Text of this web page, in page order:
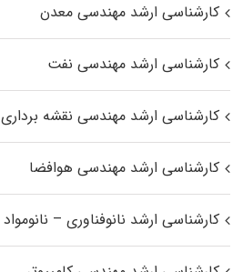
کارشناسی ارشد مهندسی معدن
کارشناسی ارشد مهندسی نفت
کارشناسی ارشد مهندسی نقشه برداری
کارشناسی ارشد مهندسی هوافضا
کارشناسی ارشد نانوفناوری – نانومواد